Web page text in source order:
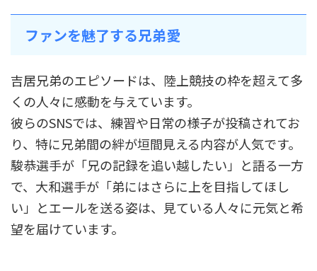
ファンを魅了する兄弟愛
吉居兄弟のエピソードは、陸上競技の枠を超えて多
くの人々に感動を与えています。
彼らのSNSでは、練習や日常の様子が投稿されてお
り、特に兄弟間の絆が垣間見える内容が人気です。
駿恭選手が「兄の記録を追い越したい」と語る一方
で、大和選手が「弟にはさらに上を目指してほし
い」とエールを送る姿は、見ている人々に元気と希
望を届けています。